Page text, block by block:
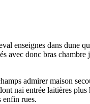
enseignes dans dune
avec donc bras
admirer maison
nai entrée laitières
enfin rues.